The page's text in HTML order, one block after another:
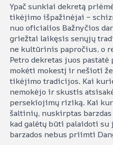
Ypač sunkiai dekretą
tikėjimo išpažinėjai –
nuo oficialios Bažnyčios
griežtai laikęsis senųjų
ne kultūrinis papročius, o
Petro dekretas juos
mokėti mokestį ir nešioti
tikėjimo tradicijos. Kai
nemokėjo ir skustis
persekiojimų riziką. Kai
šaltinių, nuskirptas
kad galėtų būti palaidoti
barzados nebus priimti